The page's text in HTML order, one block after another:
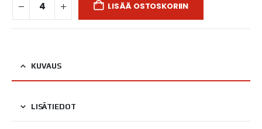
LISÄÄ OSTOSKORIIN
KUVAUS
LISÄTIEDOT